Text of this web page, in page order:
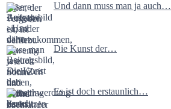
Und dann muss man ja auch…
Die Kunst der…
Es ist doch erstaunlich…